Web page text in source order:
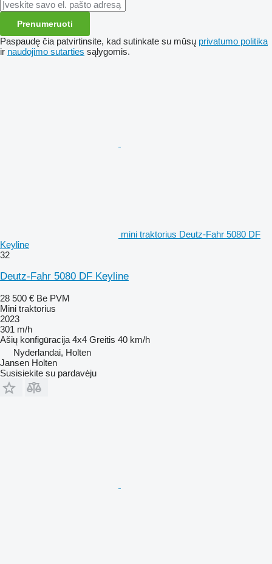
Prenumeruoti
Paspaudę čia patvirtinsite, kad sutinkate su mūsų privatumo politika
ir naudojimo sutarties sąlygomis.
mini traktorius Deutz-Fahr 5080 DF
Keyline
32
Deutz-Fahr 5080 DF Keyline
28 500 € Be PVM
Mini traktorius
2023
301 m/h
Ašių konfigūracija 4x4 Greitis 40 km/h
Nyderlandai, Holten
Jansen Holten
Susisiekite su pardavėju